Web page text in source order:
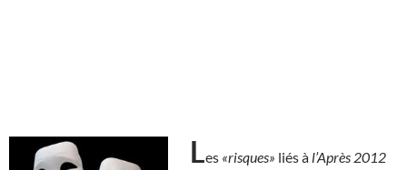
Les «risques» liés à l’Après 2012